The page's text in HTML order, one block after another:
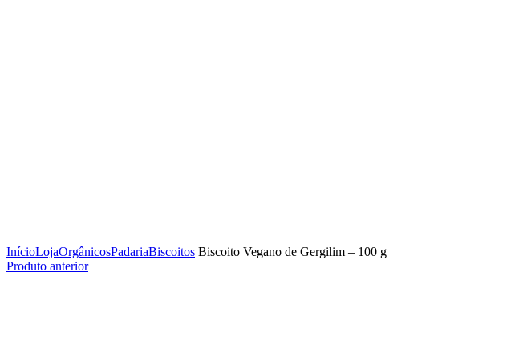
InícioLojaOrgânicosPadariaBiscoitos Biscoito Vegano de Gergilim – 100 g
Produto anterior